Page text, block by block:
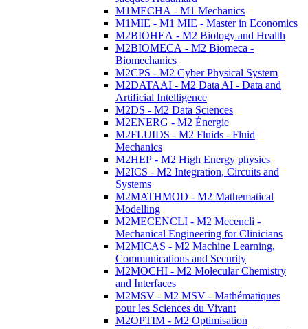
M1MECHA - M1 Mechanics
M1MIE - M1 MIE - Master in Economics
M2BIOHEA - M2 Biology and Health
M2BIOMECA - M2 Biomeca -
Biomechanics
M2CPS - M2 Cyber Physical System
M2DATAAI - M2 Data AI - Data and
Artificial Intelligence
M2DS - M2 Data Sciences
M2ENERG - M2 Énergie
M2FLUIDS - M2 Fluids - Fluid
Mechanics
M2HEP - M2 High Energy physics
M2ICS - M2 Integration, Circuits and
Systems
M2MATHMOD - M2 Mathematical
Modelling
M2MECENCLI - M2 Mecencli -
Mechanical Engineering for Clinicians
M2MICAS - M2 Machine Learning,
Communications and Security
M2MOCHI - M2 Molecular Chemistry
and Interfaces
M2MSV - M2 MSV - Mathématiques
pour les Sciences du Vivant
M2OPTIM - M2 Optimisation